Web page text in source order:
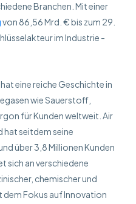
Branchen. Mit einer
von 86,56 Mrd. € bis zum 29.
im Industrie -
eine reiche Geschichte in
wie Sauerstoff,
für Kunden weltweit. Air
hat seitdem seine
über 3,8 Millionen Kunden
sich an verschiedene
chemischer und
Fokus auf Innovation